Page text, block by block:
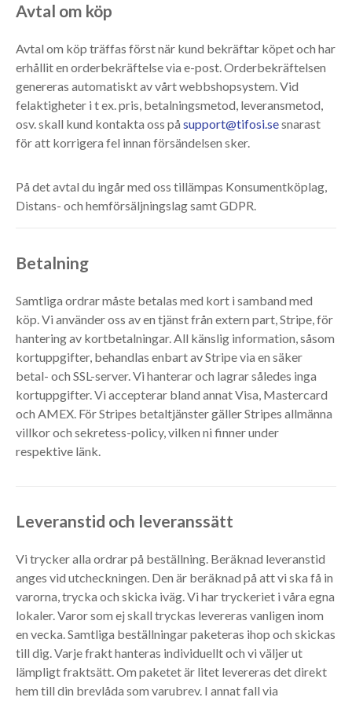
Avtal om köp
Avtal om köp träffas först när kund bekräftar köpet och har
erhållit en orderbekräftelse via e-post. Orderbekräftelsen
genereras automatiskt av vårt webbshopsystem. Vid
felaktigheter i t ex. pris, betalningsmetod, leveransmetod,
osv. skall kund kontakta oss på support@tifosi.sesnarast
för att korrigera fel innan försändelsen sker.
På det avtal du ingår med oss tillämpas Konsumentköplag,
Distans- och hemförsäljningslag samt GDPR.
Betalning
Samtliga ordrar måste betalas med kort i samband med
köp. Vi använder oss av en tjänst från extern part, Stripe, för
hantering av kortbetalningar. All känslig information, såsom
kortuppgifter, behandlas enbart av Stripe via en säker
betal- och SSL-server. Vi hanterar och lagrar således inga
kortuppgifter. Vi accepterar bland annat Visa, Mastercard
och AMEX. För Stripes betaltjänster gäller Stripes allmänna
villkor och sekretess-policy, vilken ni finner under
respektive länk.
Leveranstid och leveranssätt
Vi trycker alla ordrar på beställning. Beräknad leveranstid
anges vid utcheckningen. Den är beräknad på att vi ska få in
varorna, trycka och skicka iväg. Vi har tryckeriet i våra egna
lokaler. Varor som ej skall tryckas levereras vanligen inom
en vecka. Samtliga beställningar paketeras ihop och skickas
till dig. Varje frakt hanteras individuellt och vi väljer ut
lämpligt fraktsätt. Om paketet är litet levereras det direkt
hem till din brevlåda som varubrev. I annat fall via